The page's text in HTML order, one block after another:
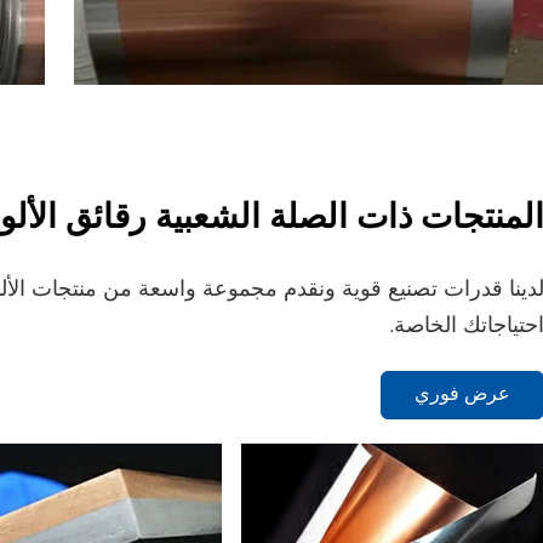
المنتجات ذات الصلة الشعبية رقائق
لدينا قدرات تصنيع قوية ونقدم مجموعة واسعة من منتجات
احتياجاتك الخاصة.
عرض فوري